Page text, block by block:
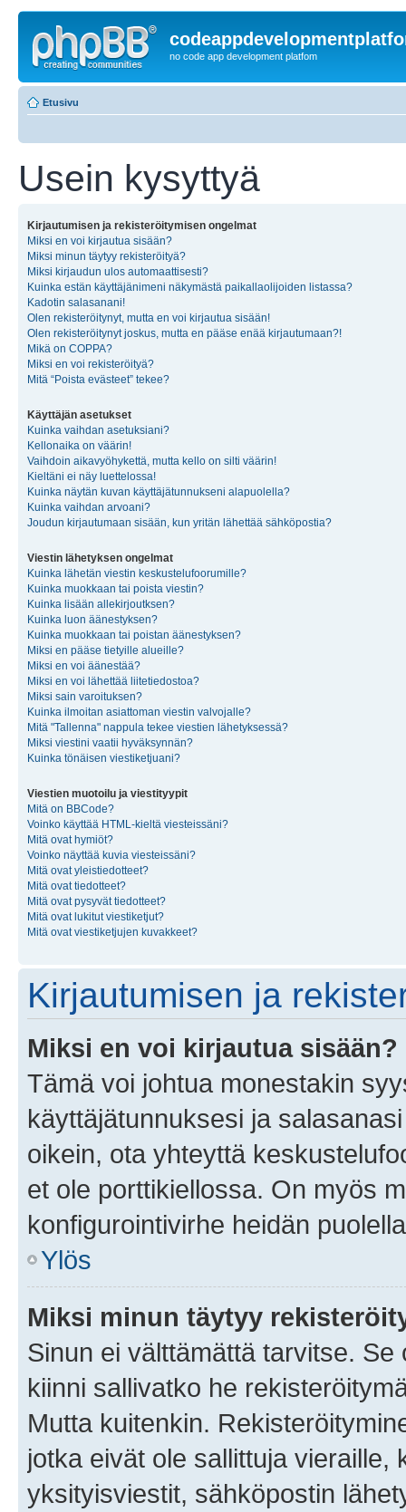
no code app development platfom
Etusivu
Usein kysyttyä
Kirjautumisen ja rekisteröitymisen ongelmat
Miksi en voi kirjautua sisään?
Miksi minun täytyy rekisteröityä?
Miksi kirjaudun ulos automaattisesti?
Kuinka estän käyttäjänimeni näkymästä paikallaolijoiden listassa?
Kadotin salasanani!
Olen rekisteröitynyt, mutta en voi kirjautua sisään!
Olen rekisteröitynyt joskus, mutta en pääse enää kirjautumaan?!
Mikä on COPPA?
Miksi en voi rekisteröityä?
Mitä “Poista evästeet” tekee?
Käyttäjän asetukset
Kuinka vaihdan asetuksiani?
Kellonaika on väärin!
Vaihdoin aikavyöhykettä, mutta kello on silti väärin!
Kieltäni ei näy luettelossa!
Kuinka näytän kuvan käyttäjätunnukseni alapuolella?
Kuinka vaihdan arvoani?
Joudun kirjautumaan sisään, kun yritän lähettää sähköpostia?
Viestin lähetyksen ongelmat
Kuinka lähetän viestin keskustelufoorumille?
Kuinka muokkaan tai poista viestin?
Kuinka lisään allekirjoutksen?
Kuinka luon äänestyksen?
Kuinka muokkaan tai poistan äänestyksen?
Miksi en pääse tietyille alueille?
Miksi en voi äänestää?
Miksi en voi lähettää liitetiedostoa?
Miksi sain varoituksen?
Kuinka ilmoitan asiattoman viestin valvojalle?
Mitä "Tallenna" nappula tekee viestien lähetyksessä?
Miksi viestini vaatii hyväksynnän?
Kuinka tönäisen viestiketjuani?
Viestien muotoilu ja viestityypit
Mitä on BBCode?
Voinko käyttää HTML-kieltä viesteissäni?
Mitä ovat hymiöt?
Voinko näyttää kuvia viesteissäni?
Mitä ovat yleistiedotteet?
Mitä ovat tiedotteet?
Mitä ovat pysyvät tiedotteet?
Mitä ovat lukitut viestiketjut?
Mitä ovat viestiketjujen kuvakkeet?
Kirjautumisen ja
Miksi en voi kirjautua sisään?
Tämä voi johtua monestakin
käyttäjätunnuksesi ja
oikein, ota yhteyttä
et ole porttikiellossa. On myös
konfigurointivirhe heidän
Ylös
Miksi minun täytyy
Sinun ei välttämättä tarvitse.
kiinni sallivatko he
Mutta kuitenkin.
jotka eivät ole sallittuja vieraille,
yksityisviestit, sähköpostin